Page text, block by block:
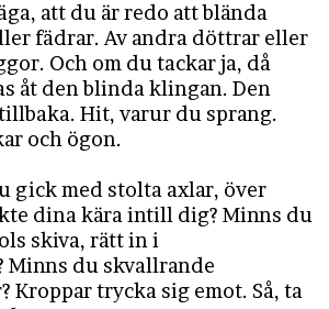
att du är redo att blända
fädrar. Av andra döttrar eller
Och om du tackar ja, då
åt den blinda klingan. Den
Hit, varur du sprang.
och ögon.
gick med stolta axlar, över
dina kära intill dig? Minns du
skiva, rätt in i
Minns du skvallrande
Kroppar trycka sig emot. Så, ta